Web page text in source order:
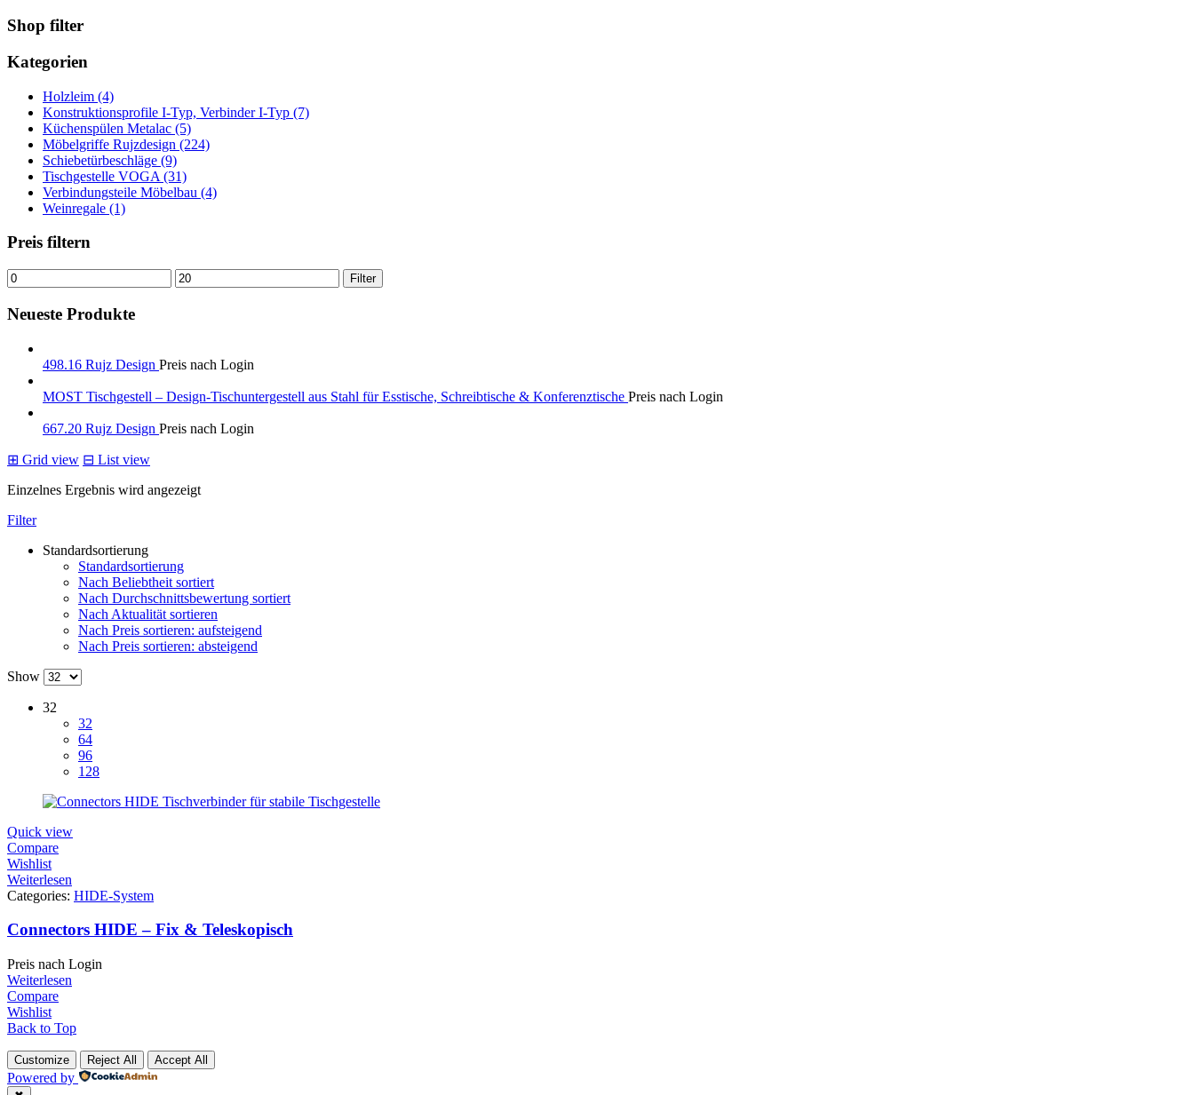
Shop filter
Kategorien
Holzleim (4)
Konstruktionsprofile I-Typ, Verbinder I-Typ (7)
Küchenspülen Metalac (5)
Möbelgriffe Rujzdesign (224)
Schiebetürbeschläge (9)
Tischgestelle VOGA (31)
Verbindungsteile Möbelbau (4)
Weinregale (1)
Preis filtern
Min.
Preis
Max.
Preis
Filter
Neueste Produkte
498.16 Rujz Design Preis nach Login
MOST Tischgestell – Design-Tischuntergestell aus Stahl für Esstische, Schreibtische & Konferenztische Preis nach Login
667.20 Rujz Design Preis nach Login
⊞ Grid view ⊟ List view
Einzelnes Ergebnis wird angezeigt
Filter
Standardsortierung
Standardsortierung
Nach Beliebtheit sortiert
Nach Durchschnittsbewertung sortiert
Nach Aktualität sortieren
Nach Preis sortieren: aufsteigend
Nach Preis sortieren: absteigend
Show
32
32
64
96
128
Quick view
Compare
Wishlist
Weiterlesen
Categories: HIDE-System
Connectors HIDE – Fix & Teleskopisch
Preis nach Login
Weiterlesen
Compare
Wishlist
Back to Top
Customize Reject All Accept All
Powered by